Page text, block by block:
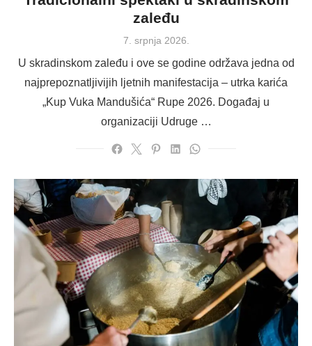
zaleđu
Posted
7. srpnja 2026.
U skradinskom zaleđu i ove se godine održava jedna od
najprepoznatljivijih ljetnih manifestacija – utrka karića
„Kup Vuka Mandušića“ Rupe 2026. Događaj u
organizaciji Udruge …